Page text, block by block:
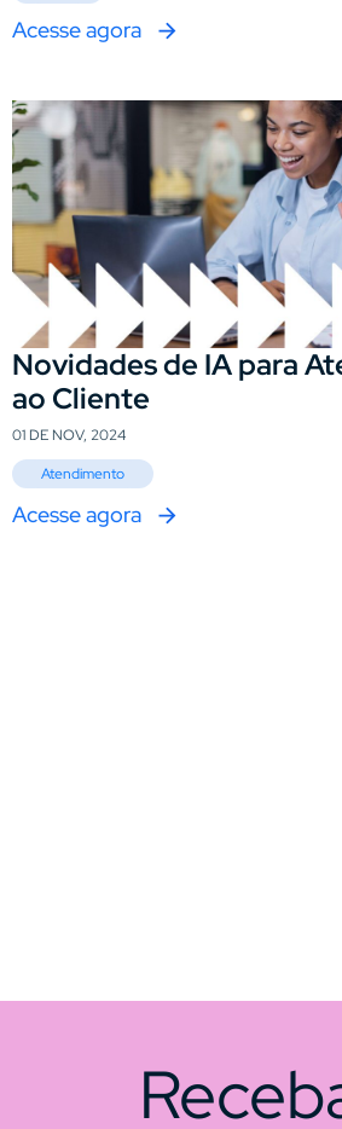
Acesse agora
Novidades de IA para
ao Cliente
01 DE NOV, 2024
Atendimento
Acesse agora